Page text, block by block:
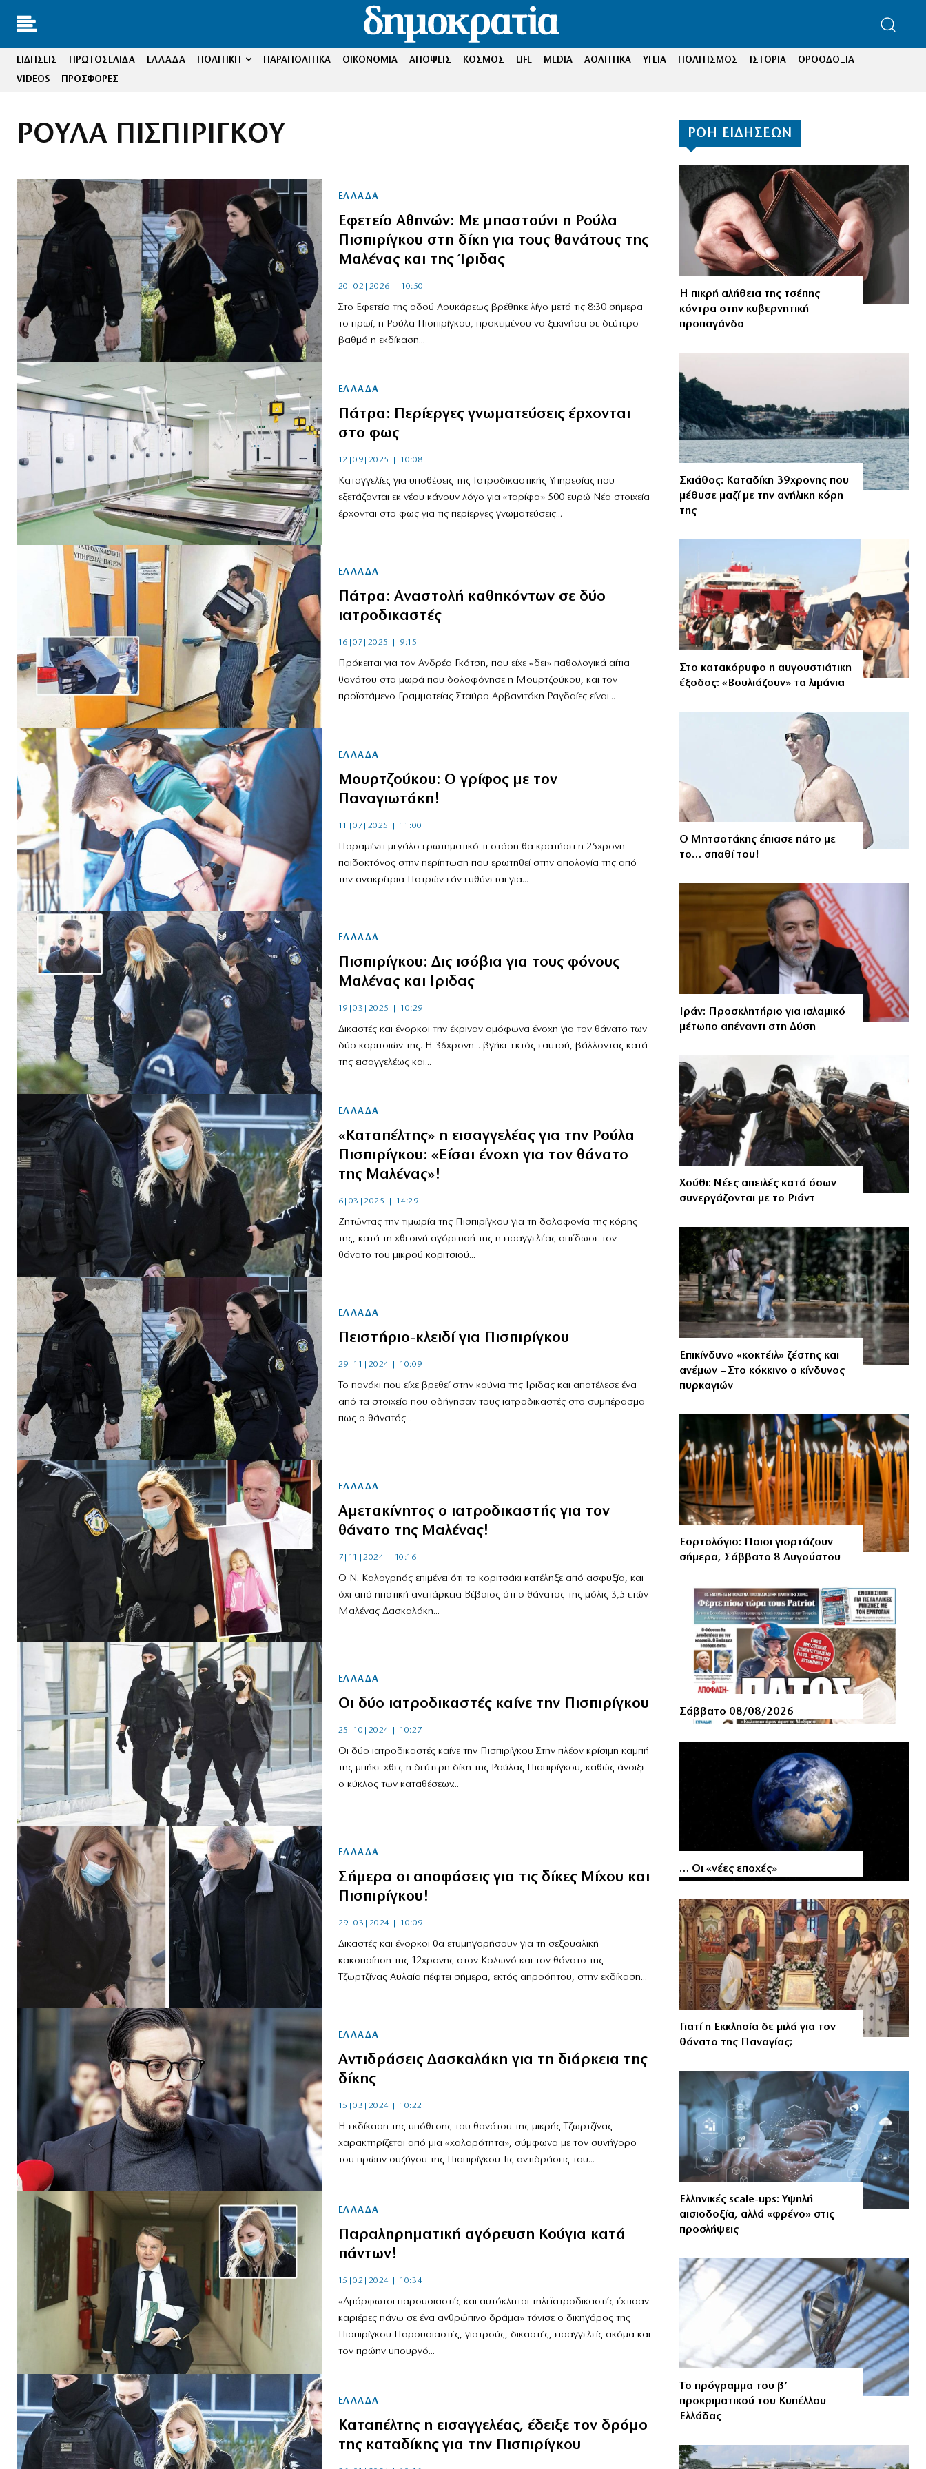
ΕΙΔΗΣΕΙΣ ΠΡΩΤΟΣΕΛΙΔΑ ΕΛΛΑΔΑ ΠΟΛΙΤΙΚΗ ΠΑΡΑΠΟΛΙΤΙΚΑ ΟΙΚΟΝΟΜΙΑ ΑΠΟΨΕΙΣ ΚΟΣΜΟΣ LIFE MEDIA ΑΘΛΗΤΙΚΑ ΥΓΕΙΑ ΠΟΛΙΤΙΣΜΟΣ ΙΣΤΟΡΙΑ
ΟΡΘΟΔΟΞΙΑ
VIDEOS
ΠΡΟΣΦΟΡΕΣ
ΡΟΥΛΑ ΠΙΣΠΙΡΙΓΚΟΥ
ΕΛΛΑΔΑ
Εφετείο Αθηνών: Με μπαστούνι η Ρούλα
Πισπιρίγκου στη δίκη για τους θανάτους της
Μαλένας και της Ίριδας
20|02|2026 | 10:50
Στο Εφετείο της οδού Λουκάρεως βρέθηκε λίγο μετά τις 8:30 σήμερα
το πρωί, η Ρούλα Πισπιρίγκου, προκειμένου να ξεκινήσει σε δεύτερο
βαθμό η εκδίκαση...
ΕΛΛΑΔΑ
Πάτρα: Περίεργες γνωματεύσεις έρχονται
στο φως
12|09|2025 | 10:08
Καταγγελίες για υποθέσεις της Ιατροδικαστικής Υπηρεσίας που
εξετάζονται εκ νέου κάνουν λόγο για «ταρίφα» 500 ευρώ Νέα στοιχεία
έρχονται στο φως για τις περίεργες γνωματεύσεις...
ΕΛΛΑΔΑ
Πάτρα: Αναστολή καθηκόντων σε δύο
ιατροδικαστές
16|07|2025 | 9:15
Πρόκειται για τον Ανδρέα Γκότση, που είχε «δει» παθολογικά αίτια
θανάτου στα μωρά που δολοφόνησε η Μουρτζούκου, και τον
προϊστάμενο Γραμματείας Σταύρο Αρβανιτάκη Ραγδαίες είναι...
ΕΛΛΑΔΑ
Μουρτζούκου: Ο γρίφος με τον
Παναγιωτάκη!
11|07|2025 | 11:00
Παραμένει μεγάλο ερωτηματικό τι στάση θα κρατήσει η 25χρονη
παιδοκτόνος στην περίπτωση που ερωτηθεί στην απολογία της από
την ανακρίτρια Πατρών εάν ευθύνεται για...
ΕΛΛΑΔΑ
Πισπιρίγκου: Δις ισόβια για τους φόνους
Μαλένας και Ιριδας
19|03|2025 | 10:29
Δικαστές και ένορκοι την έκριναν ομόφωνα ένοχη για τον θάνατο των
δύο κοριτσιών της. Η 36χρονη... βγήκε εκτός εαυτού, βάλλοντας κατά
της εισαγγελέως και...
ΕΛΛΑΔΑ
«Καταπέλτης» η εισαγγελέας για την Ρούλα
Πισπιρίγκου: «Είσαι ένοχη για τον θάνατο
της Μαλένας»!
6|03|2025 | 14:29
Ζητώντας την τιμωρία της Πισπιρίγκου για τη δολοφονία της κόρης
της, κατά τη χθεσινή αγόρευσή της η εισαγγελέας απέδωσε τον
θάνατο του μικρού κοριτσιού...
ΕΛΛΑΔΑ
Πειστήριο-κλειδί για Πισπιρίγκου
29|11|2024 | 10:09
Το πανάκι που είχε βρεθεί στην κούνια της Ιριδας και αποτέλεσε ένα
από τα στοιχεία που οδήγησαν τους ιατροδικαστές στο συμπέρασμα
πως ο θάνατός...
ΕΛΛΑΔΑ
Αμετακίνητος ο ιατροδικαστής για τον
θάνατο της Μαλένας!
7|11|2024 | 10:16
Ο Ν. Καλογρηάς επιμένει ότι το κοριτσάκι κατέληξε από ασφυξία, και
όχι από ηπατική ανεπάρκεια Βέβαιος ότι ο θάνατος της μόλις 3,5 ετών
Μαλένας Δασκαλάκη...
ΕΛΛΑΔΑ
Οι δύο ιατροδικαστές καίνε την Πισπιρίγκου
25|10|2024 | 10:27
Οι δύο ιατροδικαστές καίνε την Πισπιρίγκου Στην πλέον κρίσιμη καμπή
της μπήκε χθες η δεύτερη δίκη της Ρούλας Πισπιρίγκου, καθώς άνοιξε
ο κύκλος των καταθέσεων...
ΕΛΛΑΔΑ
Σήμερα οι αποφάσεις για τις δίκες Μίχου και
Πισπιρίγκου!
29|03|2024 | 10:09
Δικαστές και ένορκοι θα ετυμηγορήσουν για τη σεξουαλική
κακοποίηση της 12χρονης στον Κολωνό και τον θάνατο της
Τζωρτζίνας Αυλαία πέφτει σήμερα, εκτός απροόπτου, στην εκδίκαση...
ΕΛΛΑΔΑ
Αντιδράσεις Δασκαλάκη για τη διάρκεια της
δίκης
15|03|2024 | 10:22
Η εκδίκαση της υπόθεσης του θανάτου της μικρής Τζωρτζίνας
χαρακτηρίζεται από μια «χαλαρότητα», σύμφωνα με τον συνήγορο
του πρώην συζύγου της Πισπιρίγκου Τις αντιδράσεις του...
ΕΛΛΑΔΑ
Παραληρηματική αγόρευση Κούγια κατά
πάντων!
15|02|2024 | 10:34
«Αμόρφωτοι παρουσιαστές και αυτόκλητοι τηλεϊατροδικαστές έχτισαν
καριέρες πάνω σε ένα ανθρώπινο δράμα» τόνισε ο δικηγόρος της
Πισπιρίγκου Παρουσιαστές, γιατρούς, δικαστές, εισαγγελείς ακόμα και
τον πρώην υπουργό...
ΕΛΛΑΔΑ
Καταπέλτης η εισαγγελέας, έδειξε τον δρόμο
της καταδίκης για την Πισπιρίγκου
ΡΟΗ ΕΙΔΗΣΕΩΝ
Η πικρή αλήθεια της τσέπης
κόντρα στην κυβερνητική
προπαγάνδα
Σκιάθος: Καταδίκη 39χρονης που
μέθυσε μαζί με την ανήλικη κόρη
της
Στο κατακόρυφο η αυγουστιάτικη
έξοδος: «Βουλιάζουν» τα λιμάνια
Ο Μητσοτάκης έπιασε πάτο με
το… σπαθί του!
Ιράν: Προσκλητήριο για ισλαμικό
μέτωπο απέναντι στη Δύση
Χούθι: Νέες απειλές κατά όσων
συνεργάζονται με το Ριάντ
Επικίνδυνο «κοκτέιλ» ζέστης και
ανέμων – Στο κόκκινο ο κίνδυνος
πυρκαγιών
Εορτολόγιο: Ποιοι γιορτάζουν
σήμερα, Σάββατο 8 Αυγούστου
Σάββατο 08/08/2026
… Οι «νέες εποχές»
Γιατί η Εκκλησία δε μιλά για τον
θάνατο της Παναγίας;
Ελληνικές scale-ups: Υψηλή
αισιοδοξία, αλλά «φρένο» στις
προσλήψεις
Το πρόγραμμα του β’
προκριματικού του Κυπέλλου
Ελλάδας